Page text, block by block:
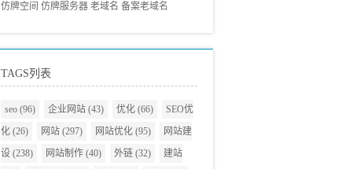
仿牌空间 仿牌服务器 老域名 备案老域名
TAGS列表
seo (96) 企业网站 (43) 优化 (66)
SEO优
化 (26) 网站 (297) 网站优化 (95)
网站建
设 (238) 网站制作 (40) 外链 (32)
建站